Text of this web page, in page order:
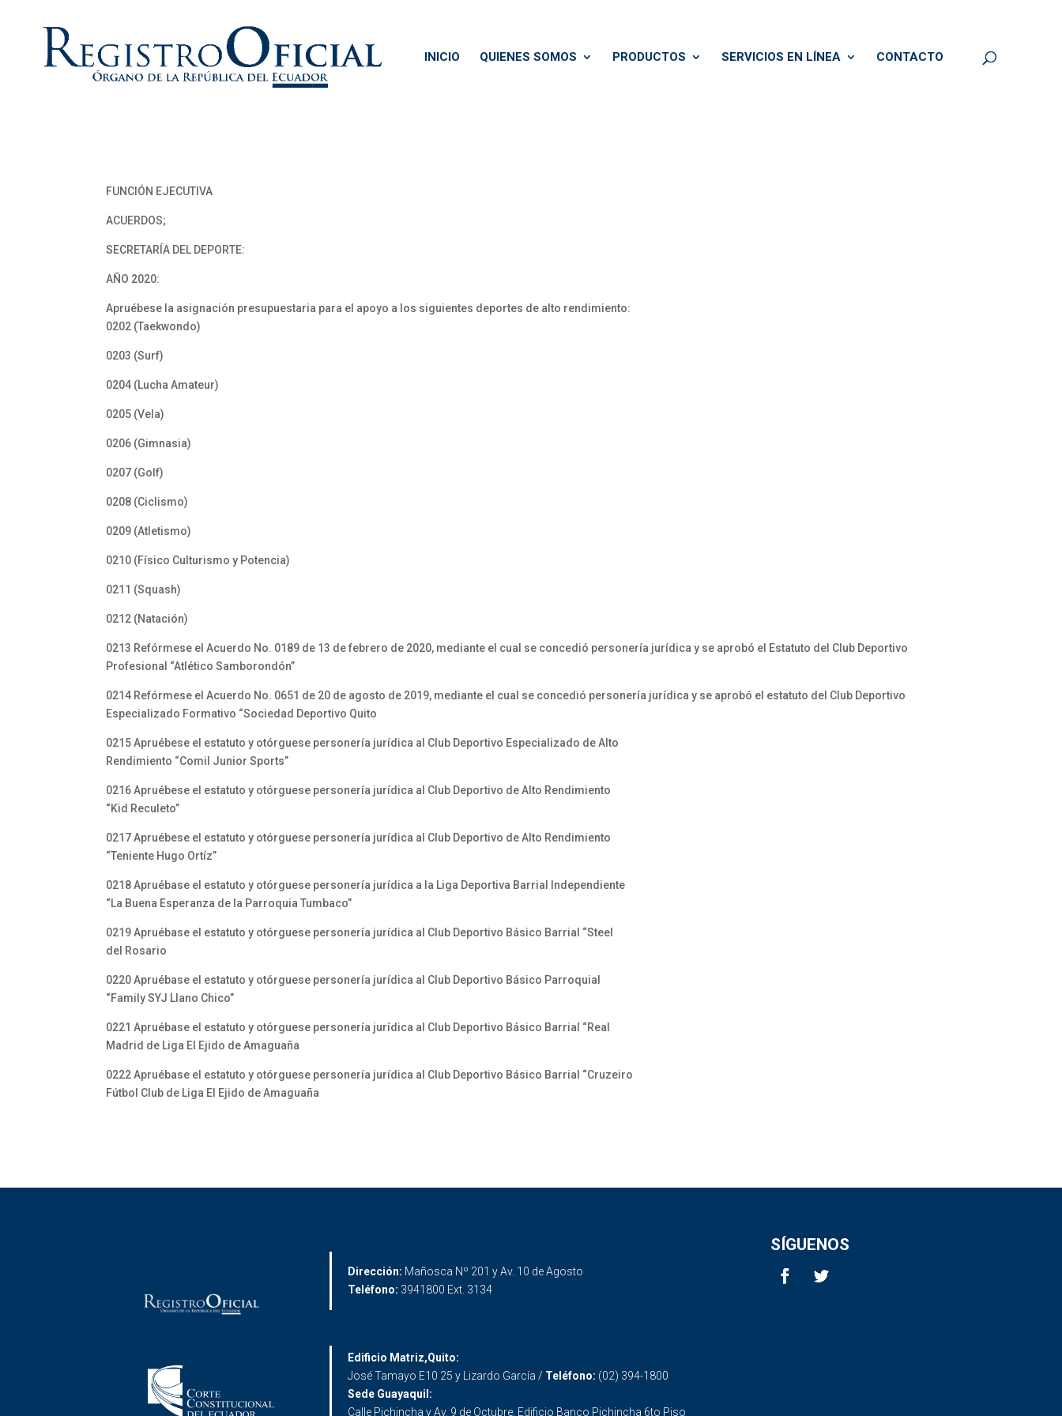
INICIO QUIENES SOMOS PRODUCTOS SERVICIOS EN LÍNEA CONTACTO
FUNCIÓN EJECUTIVA
ACUERDOS;
SECRETARÍA DEL DEPORTE:
AÑO 2020:
Apruébese la asignación presupuestaria para el apoyo a los siguientes deportes de alto rendimiento:
0202 (Taekwondo)
0203 (Surf)
0204 (Lucha Amateur)
0205 (Vela)
0206 (Gimnasia)
0207 (Golf)
0208 (Ciclismo)
0209 (Atletismo)
0210 (Físico Culturismo y Potencia)
0211 (Squash)
0212 (Natación)
0213 Refórmese el Acuerdo No. 0189 de 13 de febrero de 2020, mediante el cual se concedió personería jurídica y se aprobó el Estatuto del Club Deportivo
Profesional “Atlético Samborondón”
0214 Refórmese el Acuerdo No. 0651 de 20 de agosto de 2019, mediante el cual se concedió personería jurídica y se aprobó el estatuto del Club Deportivo
Especializado Formativo “Sociedad Deportivo Quito
0215 Apruébese el estatuto y otórguese personería jurídica al Club Deportivo Especializado de Alto
Rendimiento “Comil Junior Sports”
0216 Apruébese el estatuto y otórguese personería jurídica al Club Deportivo de Alto Rendimiento
“Kid Reculeto”
0217 Apruébese el estatuto y otórguese personería jurídica al Club Deportivo de Alto Rendimiento
“Teniente Hugo Ortíz”
0218 Apruébase el estatuto y otórguese personería jurídica a la Liga Deportiva Barrial Independiente
“La Buena Esperanza de la Parroquia Tumbaco”
0219 Apruébase el estatuto y otórguese personería jurídica al Club Deportivo Básico Barrial “Steel
del Rosario
0220 Apruébase el estatuto y otórguese personería jurídica al Club Deportivo Básico Parroquial
“Family SYJ Llano Chico”
0221 Apruébase el estatuto y otórguese personería jurídica al Club Deportivo Básico Barrial “Real
Madrid de Liga El Ejido de Amaguaña
0222 Apruébase el estatuto y otórguese personería jurídica al Club Deportivo Básico Barrial “Cruzeiro
Fútbol Club de Liga El Ejido de Amaguaña
Dirección: Mañosca Nº 201 y Av. 10 de Agosto
Teléfono: 3941800 Ext. 3134
SÍGUENOS
Edificio Matriz,Quito:
José Tamayo E10 25 y Lizardo García / Teléfono: (02) 394-1800
Sede Guayaquil:
Calle Pichincha y Av. 9 de Octubre. Edificio Banco Pichincha 6to Piso